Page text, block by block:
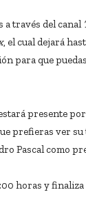
a través del canal
, el cual dejará
para que
presente
prefieras ver
Pascal como
horas y finaliza